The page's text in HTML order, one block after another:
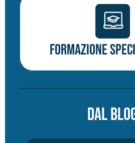
Formazione
DAL